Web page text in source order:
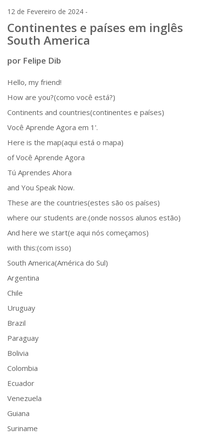
12 de Fevereiro de 2024 -
Continentes e países em inglês
South America
por Felipe Dib
Hello, my friend!
How are you?(como você está?)
Continents and countries(continentes e países)
Você Aprende Agora em 1'.
Here is the map(aqui está o mapa)
of Você Aprende Agora
Tú Aprendes Ahora
and You Speak Now.
These are the countries(estes são os países)
where our students are.(onde nossos alunos estão)
And here we start(e aqui nós começamos)
with this:(com isso)
South America(América do Sul)
Argentina
Chile
Uruguay
Brazil
Paraguay
Bolivia
Colombia
Ecuador
Venezuela
Guiana
Suriname